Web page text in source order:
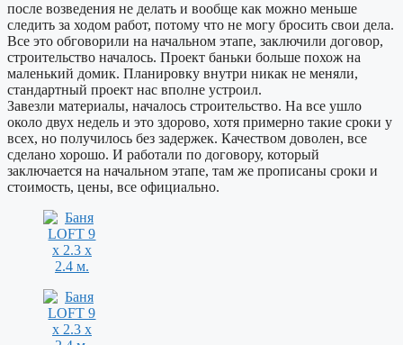
после возведения не делать и вообще как можно меньше
следить за ходом работ, потому что не могу бросить свои дела.
Все это обговорили на начальном этапе, заключили договор,
строительство началось. Проект баньки больше похож на
маленький домик. Планировку внутри никак не меняли,
стандартный проект нас вполне устроил.
Завезли материалы, началось строительство. На все ушло
около двух недель и это здорово, хотя примерно такие сроки у
всех, но получилось без задержек. Качеством доволен, все
сделано хорошо. И работали по договору, который
заключается на начальном этапе, там же прописаны сроки и
стоимость, цены, все официально.